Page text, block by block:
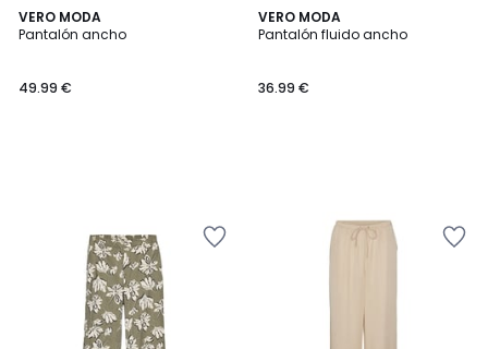
VERO MODA
Pantalón ancho
49.99 €
VERO MODA
Pantalón fluido ancho
36.99 €